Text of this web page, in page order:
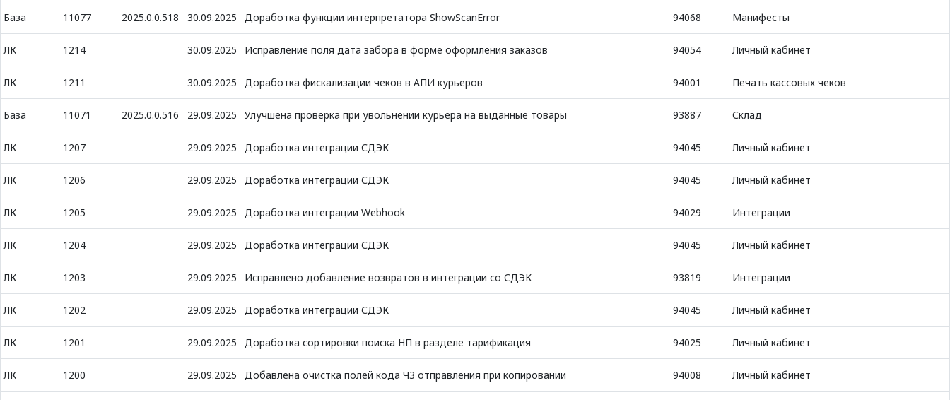
База 11077 2025.0.0.518 30.09.2025 Доработка функции интерпретатора ShowScanError 94068 Манифесты
ЛК 1214 30.09.2025 Исправление поля дата забора в форме оформления заказов 94054 Личный кабинет
ЛК 1211 30.09.2025 Доработка фискализации чеков в АПИ курьеров 94001 Печать кассовых чеков
База 11071 2025.0.0.516 29.09.2025 Улучшена проверка при увольнении курьера на выданные товары 93887 Склад
ЛК 1207 29.09.2025 Доработка интеграции СДЭК 94045 Личный кабинет
ЛК 1206 29.09.2025 Доработка интеграции СДЭК 94045 Личный кабинет
ЛК 1205 29.09.2025 Доработка интеграции Webhook 94029 Интеграции
ЛК 1204 29.09.2025 Доработка интеграции СДЭК 94045 Личный кабинет
ЛК 1203 29.09.2025 Исправлено добавление возвратов в интеграции со СДЭК 93819 Интеграции
ЛК 1202 29.09.2025 Доработка интеграции СДЭК 94045 Личный кабинет
ЛК 1201 29.09.2025 Доработка сортировки поиска НП в разделе тарификация 94025 Личный кабинет
ЛК 1200 29.09.2025 Добавлена очистка полей кода ЧЗ отправления при копировании 94008 Личный кабинет